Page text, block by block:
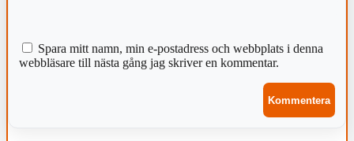
Spara mitt namn, min e-postadress och webbplats i denna
webbläsare till nästa gång jag skriver en kommentar.